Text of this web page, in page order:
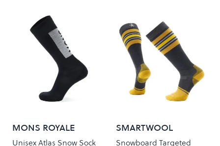
MONS ROYALE
Unisex Atlas Snow Sock
SMARTWOOL
Snowboard Targeted